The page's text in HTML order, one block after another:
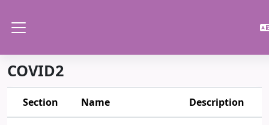
COVID2
Section Name Description